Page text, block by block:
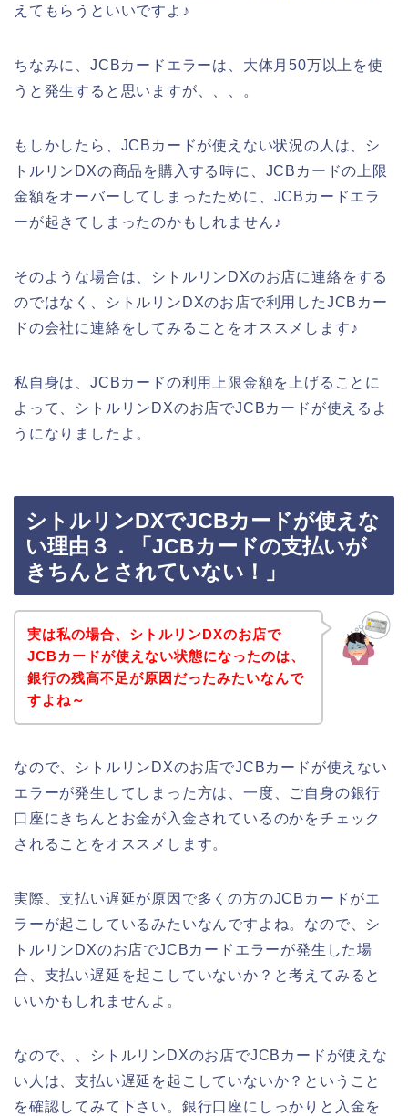
えてもらうといいですよ♪
ちなみに、JCBカードエラーは、大体月50万以上を使
うと発生すると思いますが、、、。
もしかしたら、JCBカードが使えない状況の人は、シ
トルリンDXの商品を購入する時に、JCBカードの上限
金額をオーバーしてしまったために、JCBカードエラ
ーが起きてしまったのかもしれません♪
そのような場合は、シトルリンDXのお店に連絡をする
のではなく、シトルリンDXのお店で利用したJCBカー
ドの会社に連絡をしてみることをオススメします♪
私自身は、JCBカードの利用上限金額を上げることに
よって、シトルリンDXのお店でJCBカードが使えるよ
うになりましたよ。
シトルリンDXでJCBカードが使えな
い理由３．「JCBカードの支払いが
きちんとされていない！」
実は私の場合、シトルリンDXのお店で
JCBカードが使えない状態になったのは、
銀行の残高不足が原因だったみたいなんで
すよね～
なので、シトルリンDXのお店でJCBカードが使えない
エラーが発生してしまった方は、一度、ご自身の銀行
口座にきちんとお金が入金されているのかをチェック
されることをオススメします。
実際、支払い遅延が原因で多くの方のJCBカードがエ
ラーが起こしているみたいなんですよね。なので、シ
トルリンDXのお店でJCBカードエラーが発生した場
合、支払い遅延を起こしていないか？と考えてみると
いいかもしれませんよ。
なので、、シトルリンDXのお店でJCBカードが使えな
い人は、支払い遅延を起こしていないか？ということ
を確認してみて下さい。銀行口座にしっかりと入金を